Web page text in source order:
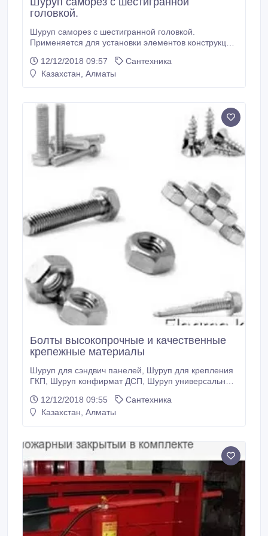
головкой.
Шуруп саморез с шестигранной головкой.
Применяется для установки элементов конструкций
сверления, в бетонные, кирпичные (полнотелые и
пустотелые) основания - совместно с распорными
осуществляется по всему Казахстану.
12/12/2018 09:57
Сантехника
Казахстан, Алматы
Болты высокопрочные и качественные
крепежные материалы
Шуруп для сэндвич панелей, Шуруп для крепления
ГКП, Шуруп конфирмат ДСП, Шуруп универсальный
Шуруп кровельный, Шуруп по металлу до 0, 9мм,
Шуруп саморез для окон шлиц Pozi, Шуруп по
12/12/2018 09:55
Сантехника
Казахстан, Алматы